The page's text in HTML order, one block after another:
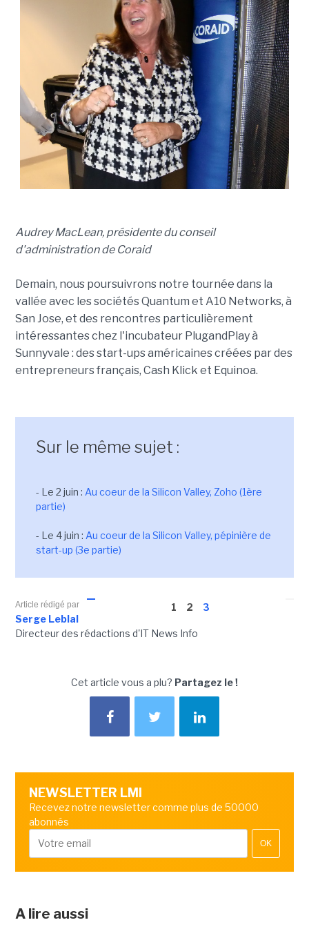
Audrey MacLean, présidente du conseil
d'administration de Coraid
Demain, nous poursuivrons notre tournée dans la
vallée avec les sociétés Quantum et A10 Networks, à
San Jose, et des rencontres particulièrement
intéressantes chez l'incubateur PlugandPlay à
Sunnyvale : des start-ups américaines créées par des
entrepreneurs français, Cash Klick et Equinoa.
Sur le même sujet :
- Le 2 juin : Au coeur de la Silicon Valley, Zoho (1ère
partie)
- Le 4 juin : Au coeur de la Silicon Valley, pépinière de
start-up (3e partie)
1 2 3
Article rédigé par
Serge Leblal
Directeur des rédactions d'IT News Info
Cet article vous a plu? Partagez le !
NEWSLETTER LMI
Recevez notre newsletter comme plus de 50000
abonnés
OK
A lire aussi